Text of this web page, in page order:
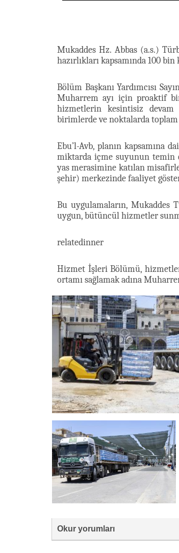
Mukaddes Hz. Abbas (a.s.)
hazırlıkları kapsamında 100
Bölüm Başkanı Yardımcısı
Muharrem ayı için proaktif
hizmetlerin kesintisiz devam
birimlerde ve noktalarda
Ebu’l-Avb, planın kapsamına
miktarda içme suyunun temin
yas merasimine katılan
şehir) merkezinde faaliyet
Bu uygulamaların, Mukaddes
uygun, bütüncül hizmetler
relatedinner
Hizmet İşleri Bölümü,
ortamı sağlamak adına
Okur yorumları